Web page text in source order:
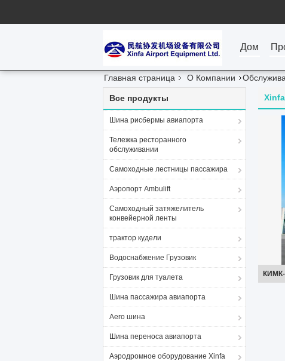
Дом
Главная страница О Компании
Все продукты
Шина рисбермы авиапорта
Тележка ресторанного
обслуживании
Самоходные лестницы пассажира
Аэропорт Ambulift
Самоходный затяжелитель
конвейерной ленты
трактор кудели
Водоснабжение Грузовик
Грузовик для туалета
Шина пассажира авиапорта
Aero шина
Шина переноса авиапорта
Аэродромное оборудование Xinfa